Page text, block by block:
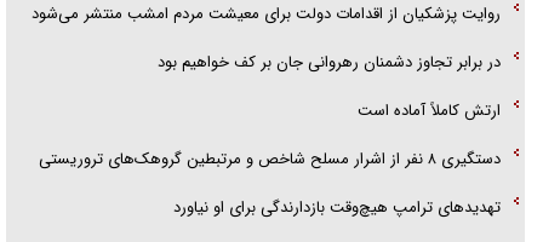
روایت پزشکیان از اقدامات دولت برای معیشت مردم امشب منتشر می‌شود
در برابر تجاوز دشمنان رهروانی جان بر کف خواهیم بود
ارتش کاملاً آماده است
دستگیری ۸ نفر از اشرار مسلح شاخص و مرتبطین گروهک‌های تروریستی
تهدید‌های ترامپ هیچ‌وقت بازدارندگی برای او نیاورد